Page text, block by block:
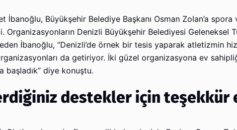
Büyükşehir Belediye Başkanı Osman Zolan’a spora
Denizli Büyükşehir Belediyesi Geleneksel
İbanoğlu, “Denizli’de örnek bir tesis yaparak atletizmin
da getiriyor. İki güzel organizasyona ev
başladık” diye konuştu.
destekler için teşekkür